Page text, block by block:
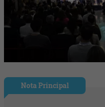
Nota Principal